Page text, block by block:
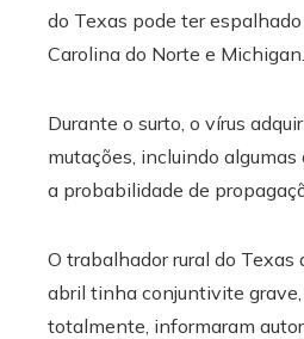
do Texas pode ter
Carolina do Norte e Michigan.
Durante o surto, o vírus
mutações, incluindo
a probabilidade de
O trabalhador rural do Texas
abril tinha conjuntivite grave,
totalmente, informaram